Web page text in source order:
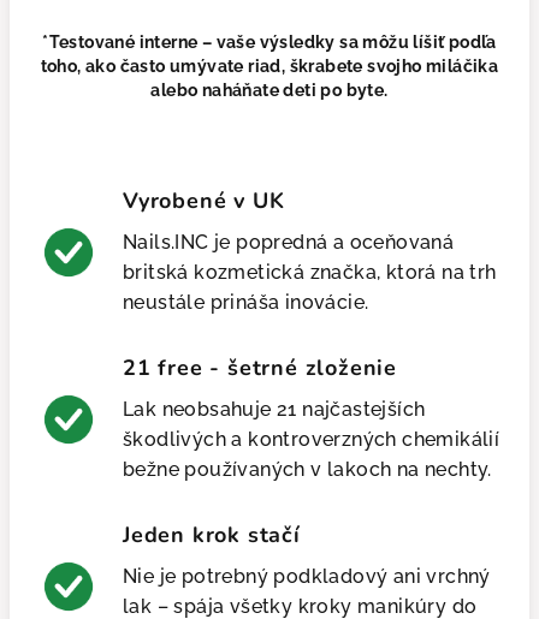
*Testované interne – vaše výsledky sa môžu líšiť podľa
toho, ako často umývate riad, škrabete svojho miláčika
alebo naháňate deti po byte.
Vyrobené v UK
Nails.INC je popredná a oceňovaná
britská kozmetická značka, ktorá na trh
neustále prináša inovácie.
21 free - šetrné zloženie
Lak neobsahuje 21 najčastejších
škodlivých a kontroverzných chemikálií
bežne používaných v lakoch na nechty.
Jeden krok stačí
Nie je potrebný podkladový ani vrchný
lak – spája všetky kroky manikúry do